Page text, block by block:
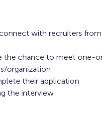
with recruiters from
the chance to meet one-
organization
their application
the interview